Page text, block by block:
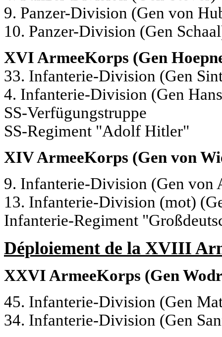
9. Panzer-Division (Gen von
10. Panzer-Division (Gen
XVI ArmeeKorps (Gen
33. Infanterie-Division (Gen
4. Infanterie-Division (Gen
SS-Verfügungstruppe
SS-Regiment "Adolf Hitler"
XIV ArmeeKorps (Gen von
9. Infanterie-Division (Gen von
13. Infanterie-Division (mot)
Infanterie-Regiment
Déploiement de la XVIII
XXVI ArmeeKorps (Gen
45. Infanterie-Division (Gen
34. Infanterie-Division (Gen